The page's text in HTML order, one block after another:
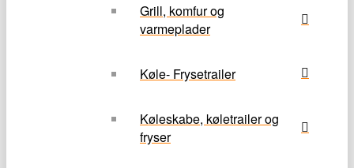
Grill, komfur og
varmeplader
Køle- Frysetrailer
Køleskabe, køletrailer og
fryser